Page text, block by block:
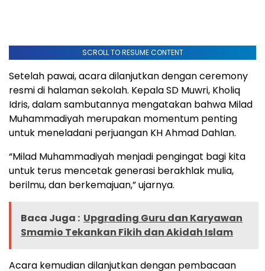
SCROLL TO RESUME CONTENT
Setelah pawai, acara dilanjutkan dengan ceremony
resmi di halaman sekolah. Kepala SD Muwri, Kholiq
Idris, dalam sambutannya mengatakan bahwa Milad
Muhammadiyah merupakan momentum penting
untuk meneladani perjuangan KH Ahmad Dahlan.
“Milad Muhammadiyah menjadi pengingat bagi kita
untuk terus mencetak generasi berakhlak mulia,
berilmu, dan berkemajuan,” ujarnya.
Baca Juga : Upgrading Guru dan Karyawan
Smamio Tekankan Fikih dan Akidah Islam
Acara kemudian dilanjutkan dengan pembacaan